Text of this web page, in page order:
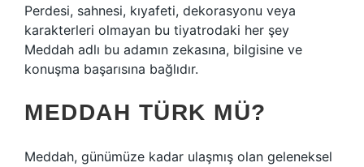
Perdesi, sahnesi, kıyafeti, dekorasyonu veya
karakterleri olmayan bu tiyatrodaki her şey
Meddah adlı bu adamın zekasına, bilgisine ve
konuşma başarısına bağlıdır.
MEDDAH TÜRK MÜ?
Meddah, günümüze kadar ulaşmış olan geleneksel